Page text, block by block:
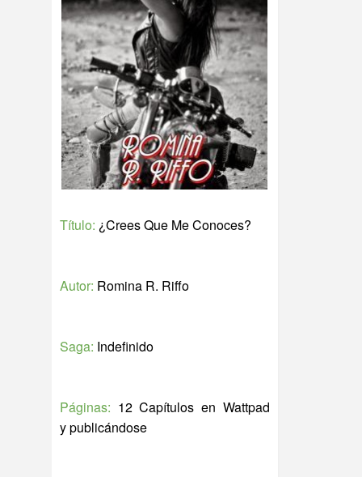
Título: ¿Crees Que Me Conoces?
Autor: Romina R. Riffo
Saga: Indefinido
Páginas: 12 Capítulos en Wattpad
y publicándose